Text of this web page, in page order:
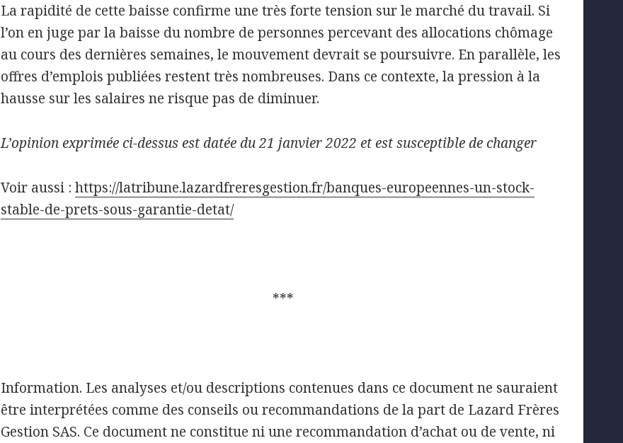
La rapidité de cette baisse confirme une très forte tension sur le marché du travail. Si
l’on en juge par la baisse du nombre de personnes percevant des allocations chômage
au cours des dernières semaines, le mouvement devrait se poursuivre. En parallèle, les
offres d’emplois publiées restent très nombreuses. Dans ce contexte, la pression à la
hausse sur les salaires ne risque pas de diminuer.
L’opinion exprimée ci-dessus est datée du 21 janvier 2022 et est susceptible de changer
Voir aussi :https://latribune.lazardfreresgestion.fr/banques-europeennes-un-stock-
stable-de-prets-sous-garantie-detat/
***
Information. Les analyses et/ou descriptions contenues dans ce document ne sauraient
être interprétées comme des conseils ou recommandations de la part de Lazard Frères
Gestion SAS. Ce document ne constitue ni une recommandation d’achat ou de vente, ni